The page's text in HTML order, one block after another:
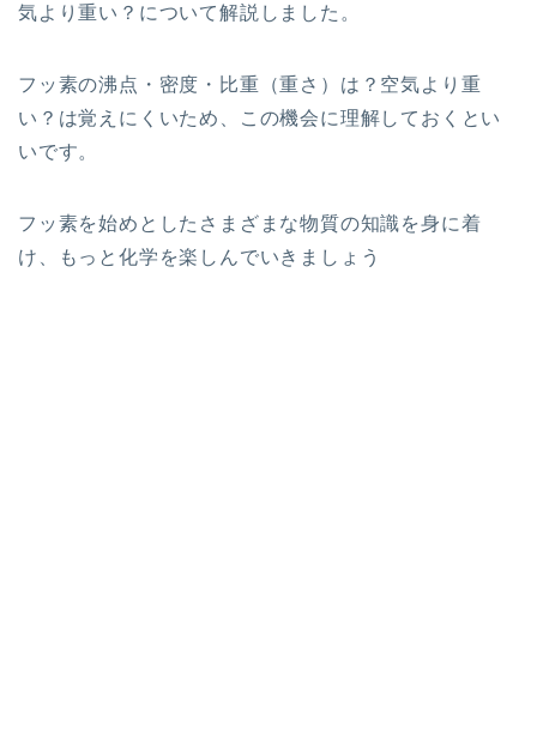
気より重い？について解説しました。
フッ素の沸点・密度・比重（重さ）は？空気より重
い？は覚えにくいため、この機会に理解しておくとい
いです。
フッ素を始めとしたさまざまな物質の知識を身に着
け、もっと化学を楽しんでいきましょう